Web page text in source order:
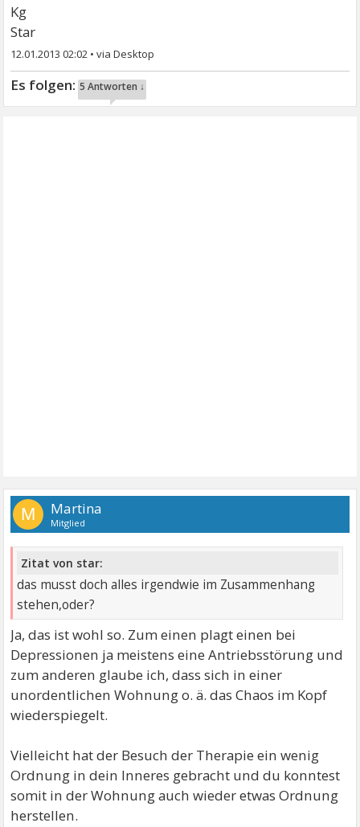
Kg
Star
12.01.2013 02:02 •
5 Antworten ↓
M Martina
Mitglied
Zitat von star:
das musst doch alles irgendwie im Zusammenhang
stehen,oder?
Ja, das ist wohl so. Zum einen plagt einen bei
Depressionen ja meistens eine Antriebsstörung und
zum anderen glaube ich, dass sich in einer
unordentlichen Wohnung o. ä. das Chaos im Kopf
wiederspiegelt.
Vielleicht hat der Besuch der Therapie ein wenig
Ordnung in dein Inneres gebracht und du konntest
somit in der Wohnung auch wieder etwas Ordnung
herstellen.